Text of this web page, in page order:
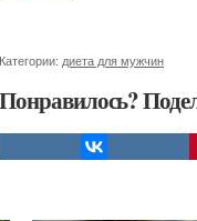
Категории: диета для мужчин
Понравилось?